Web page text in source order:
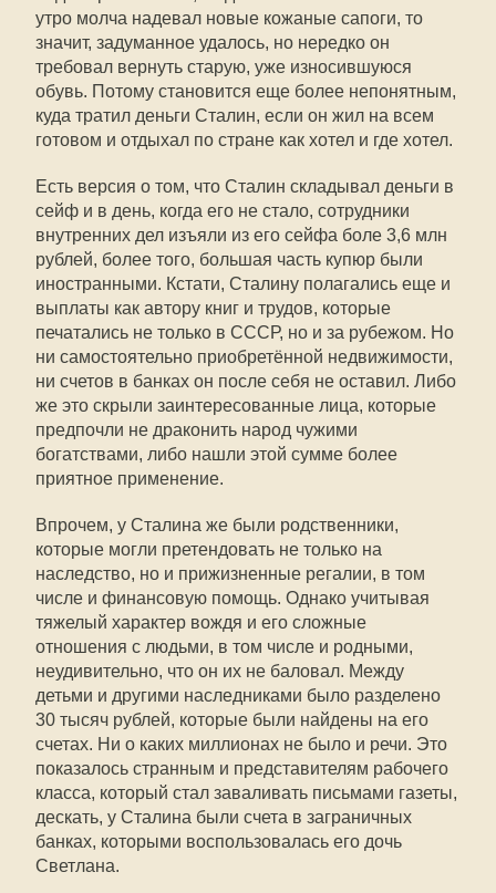
утро молча надевал новые кожаные сапоги, то
значит, задуманное удалось, но нередко он
требовал вернуть старую, уже износившуюся
обувь. Потому становится еще более непонятным,
куда тратил деньги Сталин, если он жил на всем
готовом и отдыхал по стране как хотел и где хотел.
Есть версия о том, что Сталин складывал деньги в
сейф и в день, когда его не стало, сотрудники
внутренних дел изъяли из его сейфа боле 3,6 млн
рублей, более того, большая часть купюр были
иностранными. Кстати, Сталину полагались еще и
выплаты как автору книг и трудов, которые
печатались не только в СССР, но и за рубежом. Но
ни самостоятельно приобретённой недвижимости,
ни счетов в банках он после себя не оставил. Либо
же это скрыли заинтересованные лица, которые
предпочли не драконить народ чужими
богатствами, либо нашли этой сумме более
приятное применение.
Впрочем, у Сталина же были родственники,
которые могли претендовать не только на
наследство, но и прижизненные регалии, в том
числе и финансовую помощь. Однако учитывая
тяжелый характер вождя и его сложные
отношения с людьми, в том числе и родными,
неудивительно, что он их не баловал. Между
детьми и другими наследниками было разделено
30 тысяч рублей, которые были найдены на его
счетах. Ни о каких миллионах не было и речи. Это
показалось странным и представителям рабочего
класса, который стал заваливать письмами газеты,
дескать, у Сталина были счета в заграничных
банках, которыми воспользовалась его дочь
Светлана.